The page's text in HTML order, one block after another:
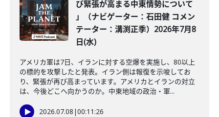
び緊張が高まる中東情勢について
」（ナビゲーター：石田健 コメン
テーター：溝渕正季）2026年7月8
日(水)
アメリカ軍は7日、イランに対する空爆を実施し、80以上
の標的を攻撃したと発表。イラン側は報復を示唆してお
り、緊張が再び高まっています。アメリカとイランの対立
は、今後どこへ向かうのか。中東地域の政治・軍...
2026.07.08 |00:11:26